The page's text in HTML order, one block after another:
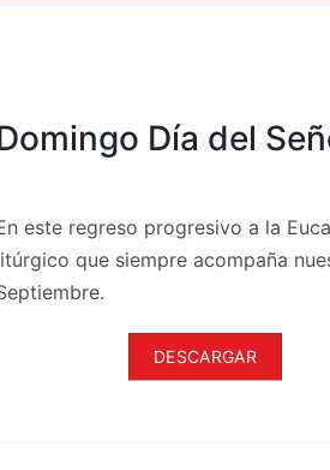
Día del
este regreso progresivo a la
que siempre acompaña
DESCARGAR